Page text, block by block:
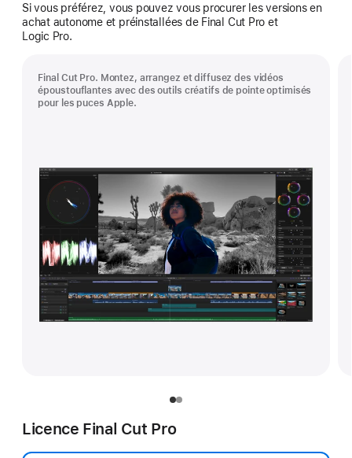
Si vous préférez, vous pouvez vous procurer les versions en
achat autonome et préinstallées de Final Cut Pro et
Logic Pro.
Final Cut Pro. Montez, arrangez et diffusez des vidéos
époustouflantes avec des outils créatifs de pointe optimisés
pour les puces Apple.
Licence Final Cut Pro